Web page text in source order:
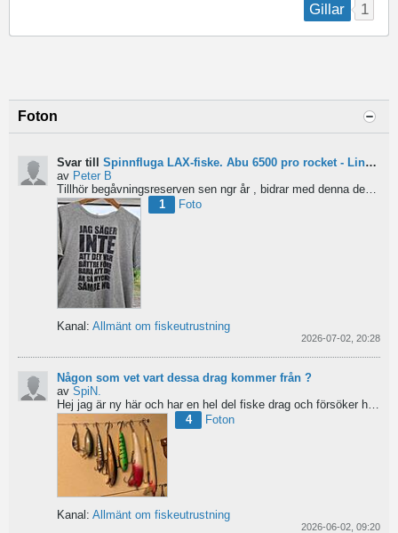
Gillar 1
Foton
Svar till Spinnfluga LAX-fiske. Abu 6500 pro rocket - Lina för kort?
av Peter B
1
Foto
Kanal: Allmänt om fiskeutrustning
2026-07-02, 20:28
Någon som vet vart dessa drag kommer från ?
av SpiN.
Hej jag är ny här och har en hel del fiske drag och försöker hitta information från vart dom kommer...
4
Foton
Kanal: Allmänt om fiskeutrustning
2026-06-02, 09:20